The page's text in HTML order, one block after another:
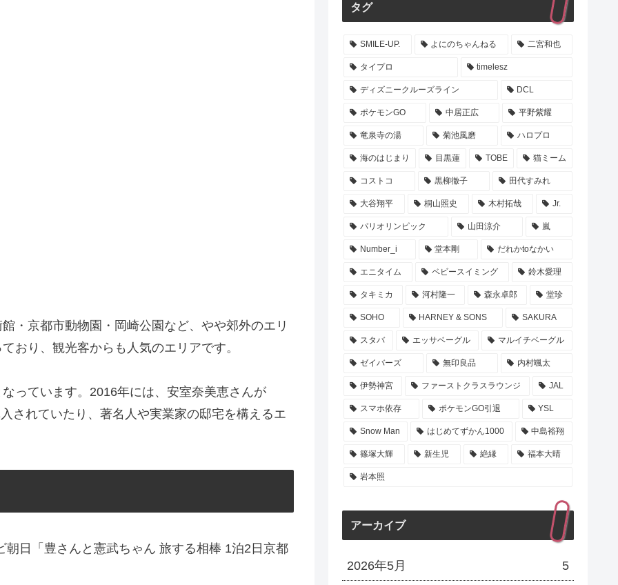
・京都市動物園・岡崎公園など、やや郊外のエリ
おり、観光客からも人気のエリアです。
っています。2016年には、安室奈美恵さんが
されていたり、著名人や実業家の邸宅を構えるエ
日「豊さんと憲武ちゃん 旅する相棒 1泊2日京都
タグ
SMILE-UP. よにのちゃんねる 二宮和也
タイプロ timelesz
ディズニークルーズライン DCL
ポケモンGO 中居正広 平野紫耀
竜泉寺の湯 菊池風磨 ハロプロ
海のはじまり 目黒蓮 TOBE 猫ミーム
コストコ 黒柳徹子 田代すみれ
大谷翔平 桐山照史 木村拓哉 Jr.
パリオリンピック 山田涼介 嵐
Number_i 堂本剛 だれかtoなかい
エニタイム ベビースイミング 鈴木愛理
タキミカ 河村隆一 森永卓郎 堂珍
SOHO HARNEY & SONS SAKURA
スタバ エッサベーグル マルイチベーグル
ゼイバーズ 無印良品 内村颯太
伊勢神宮 ファーストクラスラウンジ JAL
スマホ依存 ポケモンGO引退 YSL
Snow Man はじめてずかん1000 中島裕翔
篠塚大輝 新生児 絶縁 福本大晴
岩本照
アーカイブ
2026年5月 5